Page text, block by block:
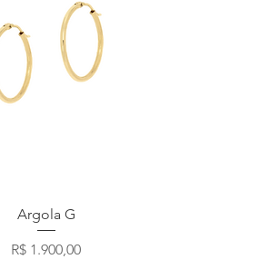
Visualização rápida
Argola G
Preço
R$ 1.900,00